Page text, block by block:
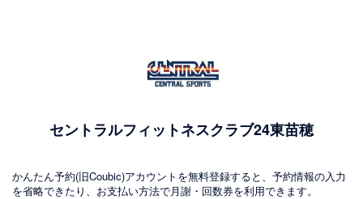
セントラルフィットネスクラブ24東苗穂
かんたん予約(旧Coubic)アカウントを無料登録すると、予約情報の入力
を省略できたり、お支払い方法で月謝・回数券を利用できます。